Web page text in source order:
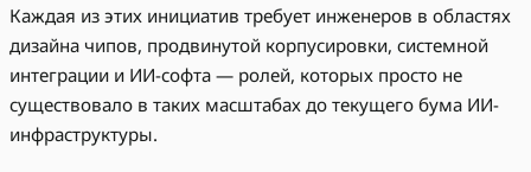
Каждая из этих инициатив требует инженеров в областях
дизайна чипов, продвинутой корпусировки, системной
интеграции и ИИ-софта — ролей, которых просто не
существовало в таких масштабах до текущего бума ИИ-
инфраструктуры.